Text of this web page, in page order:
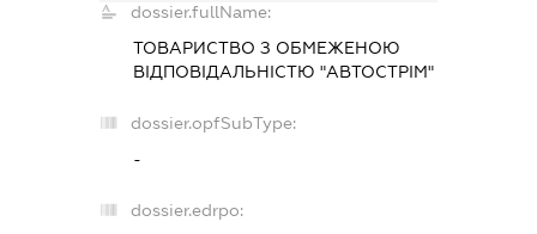
dossier.fullName:
ТОВАРИСТВО З ОБМЕЖЕНОЮ
ВІДПОВІДАЛЬНІСТЮ "АВТОСТРІМ"
dossier.opfSubType:
-
dossier.edrpo: